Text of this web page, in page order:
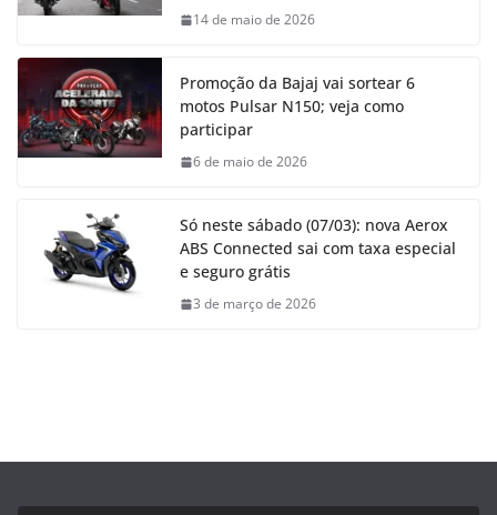
14 de maio de 2026
Promoção da Bajaj vai sortear 6
motos Pulsar N150; veja como
participar
6 de maio de 2026
Só neste sábado (07/03): nova Aerox
ABS Connected sai com taxa especial
e seguro grátis
3 de março de 2026